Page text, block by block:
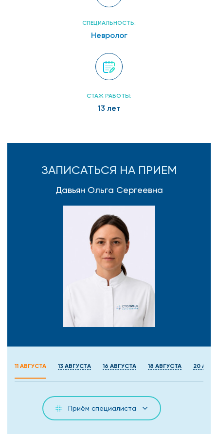
СПЕЦИАЛЬНОСТЬ:
Невролог
СТАЖ РАБОТЫ:
13 лет
ЗАПИСАТЬСЯ НА ПРИЕМ
Давьян Ольга Сергеевна
11 АВГУСТА 13 АВГУСТА 16 АВГУСТА 18 АВГУСТА 20
Приём специалиста